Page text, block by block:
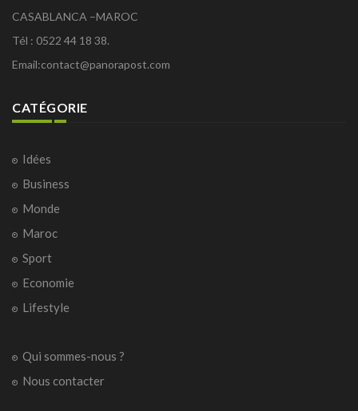
CASABLANCA –MAROC
Tél : 0522 44 18 38.
Email:contact@panorapost.com
CATÉGORIE
Idées
Business
Monde
Maroc
Sport
Economie
Lifestyle
Qui sommes-nous ?
Nous contacter